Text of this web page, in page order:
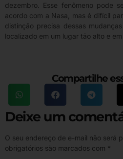
dezembro. Esse fenômeno pode
acordo com a Nasa, mas é difícil
distinção precisa dessas
localizado em um lugar tão alto e
Compartilhe
Deixe um
O seu endereço de e-mail não será
obrigatórios são marcados com *